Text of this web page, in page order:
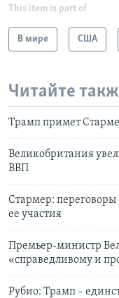
This item is part of
В мире США
Читайте
Трамп примет
Великобритания
ВВП
Стармер:
ее участия
Премьер-министр
«справедливому и
Рубио: Трамп –